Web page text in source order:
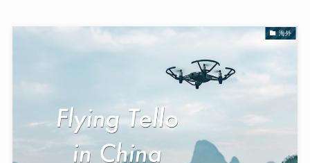
海外